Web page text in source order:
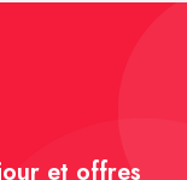
et offres